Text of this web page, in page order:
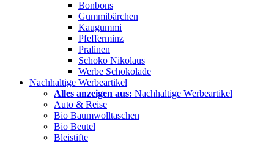
Bonbons
Gummibärchen
Kaugummi
Pfefferminz
Pralinen
Schoko Nikolaus
Werbe Schokolade
Nachhaltige Werbeartikel
Alles anzeigen aus: Nachhaltige Werbeartikel
Auto & Reise
Bio Baumwolltaschen
Bio Beutel
Bleistifte